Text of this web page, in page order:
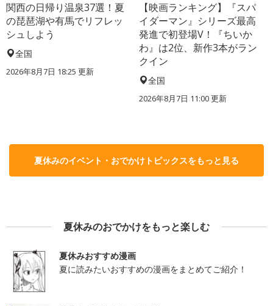
関西の日帰り温泉37選！夏
の琵琶湖や有馬でリフレッ
シュしよう
全国
2026年8月7日 18:25 更新
【映画ランキング】『スパ
イダーマン』シリーズ最高
発進で初登場V！『ちいか
わ』は2位、新作3本がラン
クイン
全国
2026年8月7日 11:00更新
夏休みのイベント・おでかけトピックスをもっと見る
夏休みのおでかけをもっと楽しむ
夏休みおすすめ漫画
夏に読みたいおすすめの漫画をまとめてご紹介！